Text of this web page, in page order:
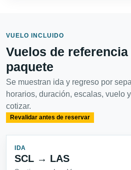
VUELO INCLUIDO
Vuelos de referencia
paquete
Se muestran ida y regreso por
horarios, duración, escalas, vuelo
cotizar.
Revalidar antes de reservar
IDA
SCL → LAS